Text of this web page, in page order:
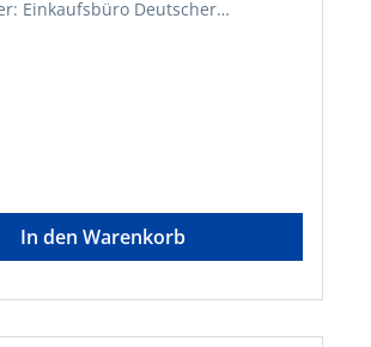
Einkaufsbüro Deutscher
In den Warenkorb